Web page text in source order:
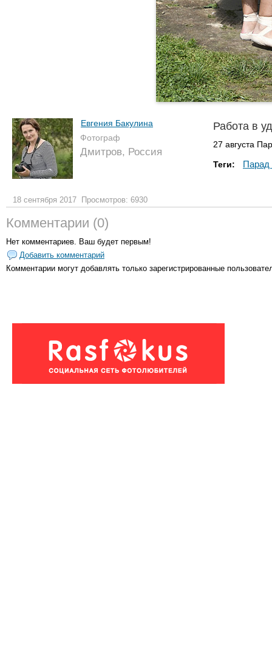
Евгения Бакулина
Фотограф
Дмитров, Россия
Работа в
27 августа
Теги: Парад
18 сентября 2017 Просмотров: 6930
Комментарии (0)
Нет комментариев. Ваш будет первым!
Добавить комментарий
Комментарии могут добавлять только зарегистрированные